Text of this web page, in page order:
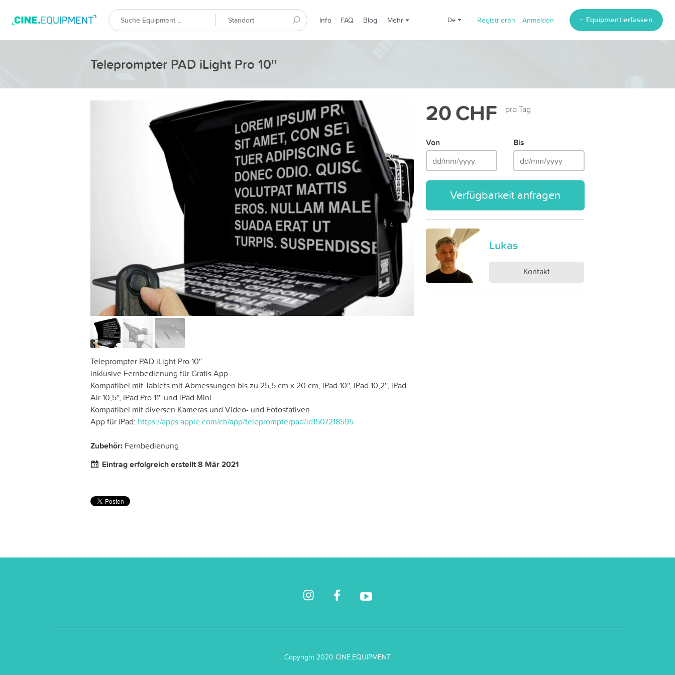
Info FAQ Blog Mehr de Registrieren Anmelden + Equipment erfassen
Teleprompter PAD iLight Pro 10''
Teleprompter PAD iLight Pro 10''
inklusive Fernbedienung für Gratis App
Kompatibel mit Tablets mit Abmessungen bis zu 25,5 cm x 20 cm, iPad 10'', iPad 10,2'', iPad
Air 10,5'', iPad Pro 11'' und iPad Mini.
Kompatibel mit diversen Kameras und Video- und Fotostativen.
App für iPad: https://apps.apple.com/ch/app/teleprompterpad/id1507218595
Zubehör: Fernbedienung
Eintrag erfolgreich erstellt 8 Mär 2021
20 CHF pro Tag
Von Bis
Verfügbarkeit anfragen
Lukas
Kontakt
Copyright 2020 CINE.EQUIPMENT